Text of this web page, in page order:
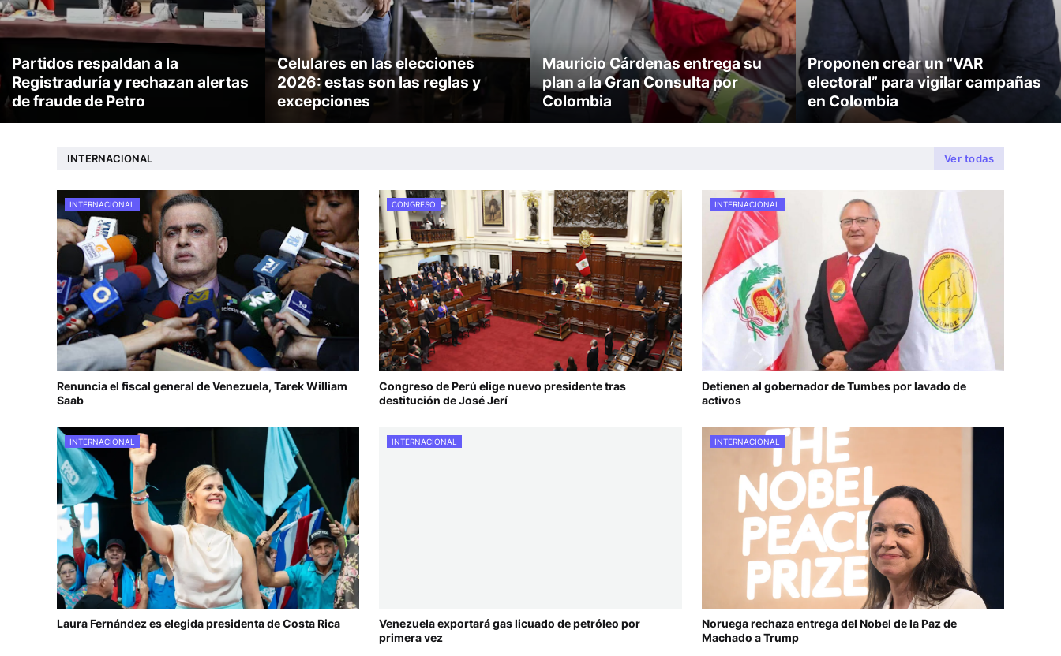
Partidos respaldan a la
Registraduría y rechazan alertas
de fraude de Petro
Celulares en las elecciones
2026: estas son las reglas y
excepciones
Mauricio Cárdenas entrega su
plan a la Gran Consulta por
Colombia
Proponen crear un “VAR
electoral” para vigilar campañas
en Colombia
INTERNACIONAL Ver todas
INTERNACIONAL
Renuncia el fiscal general de Venezuela, Tarek William
Saab
CONGRESO
Congreso de Perú elige nuevo presidente tras
destitución de José Jerí
INTERNACIONAL
Detienen al gobernador de Tumbes por lavado de
activos
INTERNACIONAL
Laura Fernández es elegida presidenta de Costa Rica
INTERNACIONAL
Venezuela exportará gas licuado de petróleo por
primera vez
INTERNACIONAL
Noruega rechaza entrega del Nobel de la Paz de
Machado a Trump